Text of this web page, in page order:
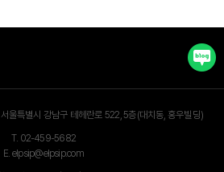
서울특별시 강남구 테헤란로 522, 5층(대치동, 홍우빌딩)
T. 02-459-5682
E. elpsip@elpsip.com